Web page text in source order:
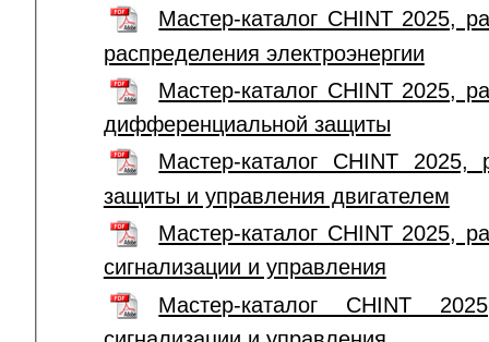
Мастер-каталог CHINT 2025,
распределения электроэнергии
Мастер-каталог CHINT 2025,
дифференциальной защиты
Мастер-каталог CHINT
защиты и управления двигателем
Мастер-каталог CHINT 2025,
сигнализации и управления
Мастер-каталог CHINT